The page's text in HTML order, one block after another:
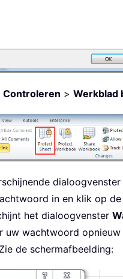
Controleren > Werkblad
dialoogvenster
in en klik op
het dialoogvenster
uw wachtwoord
de schermafbeelding: